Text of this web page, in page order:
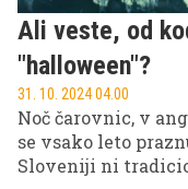
Ali veste, od
"halloween"?
31. 10. 2024 04.00
Noč čarovnic, v
se vsako leto
Sloveniji ni